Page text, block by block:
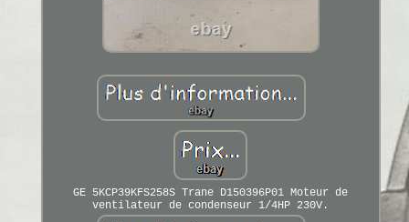
GE 5KCP39KFS258S Trane D150396P01 Moteur de
ventilateur de condenseur 1/4HP 230V.